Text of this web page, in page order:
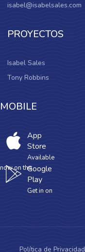
isabel@isabelsales.com
PROYECTOS
Isabel Sales
Tony Robbins
MOBILE
App
Store
Available
now on theGoogle
Play
Get in on
Política de Privacidad